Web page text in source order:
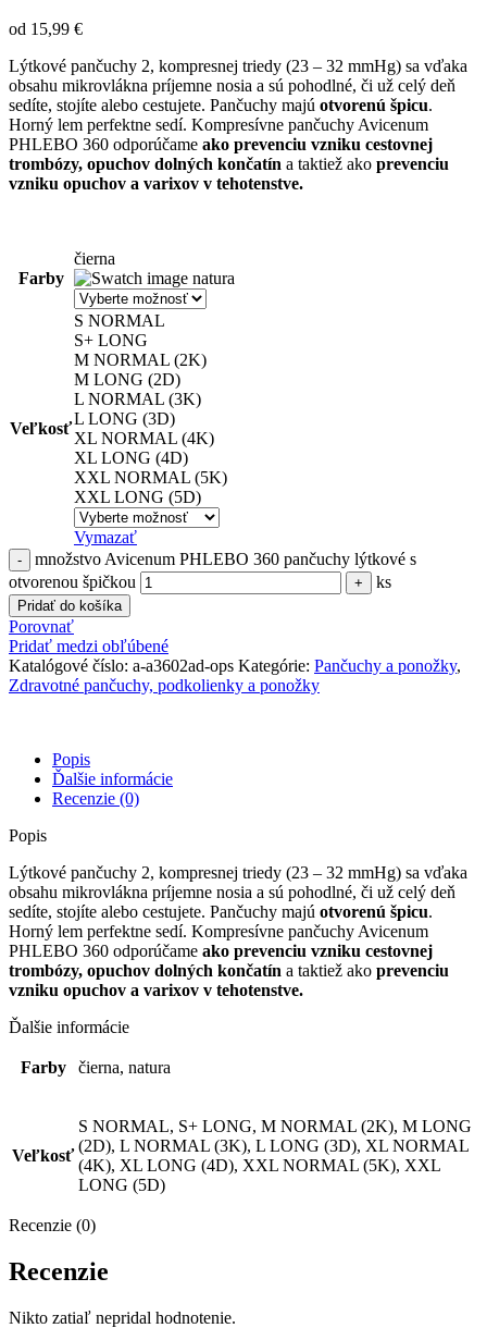
od 15,99 €
Lýtkové pančuchy 2, kompresnej triedy (23 – 32 mmHg) sa vďaka
obsahu mikrovlákna príjemne nosia a sú pohodlné, či už celý deň
sedíte, stojíte alebo cestujete. Pančuchy majú otvorenú špicu.
Horný lem perfektne sedí. Kompresívne pančuchy Avicenum
PHLEBO 360 odporúčame ako prevenciu vzniku cestovnej
trombózy, opuchov dolných končatín a taktiež ako prevenciu
vzniku opuchov a varixov v tehotenstve.
Farby
čierna
natura
Veľkosť
S NORMAL
S+ LONG
M NORMAL (2K)
M LONG (2D)
L NORMAL (3K)
L LONG (3D)
XL NORMAL (4K)
XL LONG (4D)
XXL NORMAL (5K)
XXL LONG (5D)
Vymazať
množstvo Avicenum PHLEBO 360 pančuchy lýtkové s
otvorenou špičkou
ks
Pridať do košíka
Porovnať
Pridať medzi obľúbené
Katalógové číslo: a-a3602ad-ops Kategórie: Pančuchy a ponožky,
Zdravotné pančuchy, podkolienky a ponožky
Popis
Ďalšie informácie
Recenzie (0)
Popis
Lýtkové pančuchy 2, kompresnej triedy (23 – 32 mmHg) sa vďaka
obsahu mikrovlákna príjemne nosia a sú pohodlné, či už celý deň
sedíte, stojíte alebo cestujete. Pančuchy majú otvorenú špicu.
Horný lem perfektne sedí. Kompresívne pančuchy Avicenum
PHLEBO 360 odporúčame ako prevenciu vzniku cestovnej
trombózy, opuchov dolných končatín a taktiež ako prevenciu
vzniku opuchov a varixov v tehotenstve.
Ďalšie informácie
Farby čierna, natura
Veľkosť
S NORMAL, S+ LONG, M NORMAL (2K), M LONG
(2D), L NORMAL (3K), L LONG (3D), XL NORMAL
(4K), XL LONG (4D), XXL NORMAL (5K), XXL
LONG (5D)
Recenzie (0)
Recenzie
Nikto zatiaľ nepridal hodnotenie.